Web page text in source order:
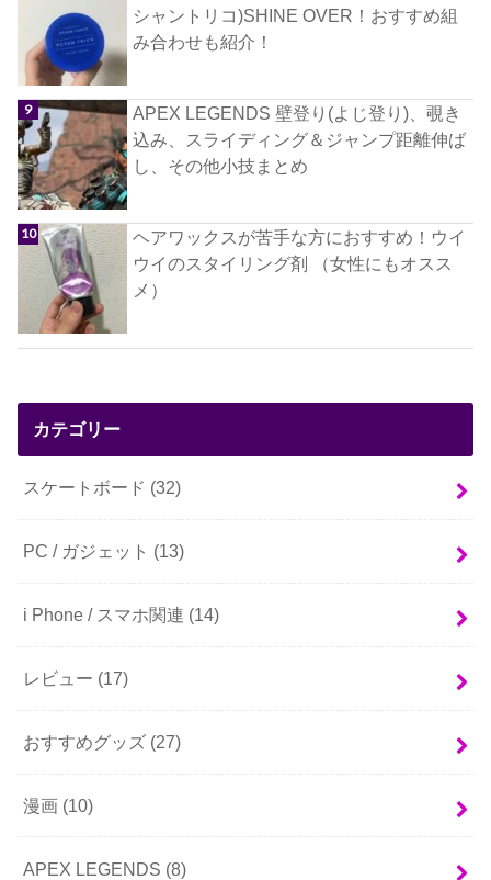
シャントリコ)SHINE OVER！おすすめ組
み合わせも紹介！
APEX LEGENDS 壁登り(よじ登り)、覗き
込み、スライディング＆ジャンプ距離伸ば
し、その他小技まとめ
ヘアワックスが苦手な方におすすめ！ウイ
ウイのスタイリング剤 （女性にもオスス
メ）
カテゴリー
スケートボード (32)
PC / ガジェット (13)
i Phone / スマホ関連 (14)
レビュー (17)
おすすめグッズ (27)
漫画 (10)
APEX LEGENDS (8)